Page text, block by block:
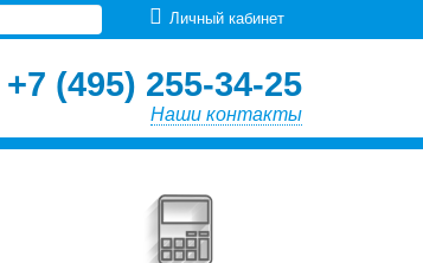
Личный кабинет
+7 (495) 255-34-25
Наши контакты